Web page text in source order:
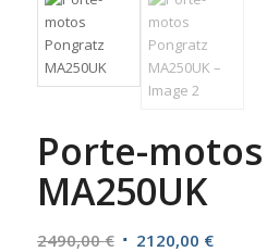
Porte-
MA250UK
2490,00€ Le 2120,00 €Le